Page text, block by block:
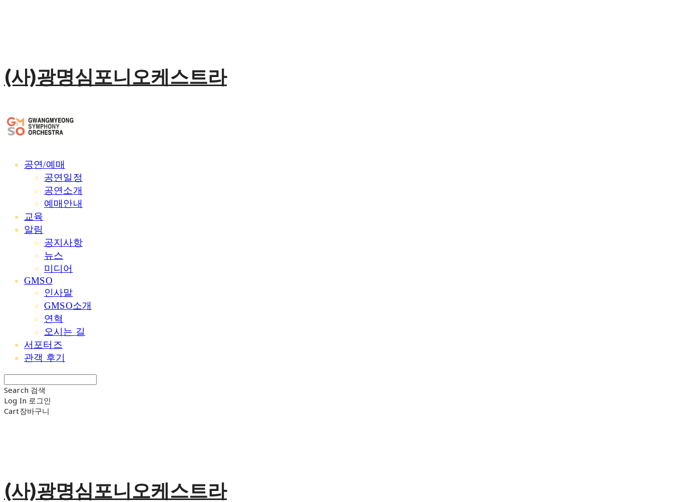
(사)광명심포니오케스트라
공연/예매
공연일정
공연소개
예매안내
교육
알림
공지사항
뉴스
미디어
GMSO
인사말
GMSO소개
연혁
오시는 길
서포터즈
관객 후기
Search 검색
Log In 로그인
Cart장바구니
(사)광명심포니오케스트라